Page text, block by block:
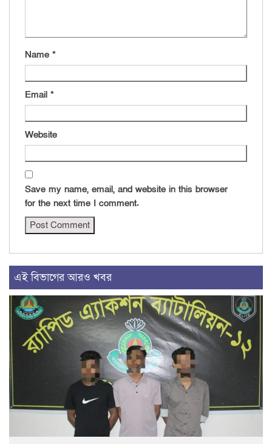
Name *
Email *
Website
Save my name, email, and website in this browser
for the next time I comment.
এই বিভাগের আরও খবর